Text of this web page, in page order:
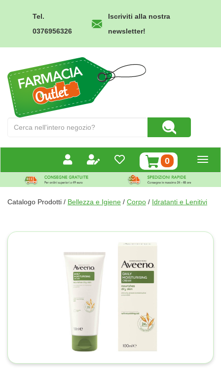
Tel.
0376956326
Iscriviti alla nostra
newsletter!
Outlet
Prodotto
Cerca Prodotto
0prodotti
inseriti
Catalogo Prodotti / Bellezza e Igiene / Corpo / Idratanti e Lenitivi